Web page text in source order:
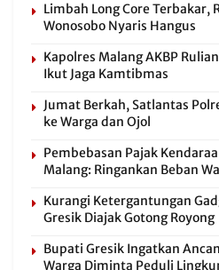
Limbah Long Core Terbakar,
Wonosobo Nyaris Hangus
Kapolres Malang AKBP
Ikut Jaga Kamtibmas
Jumat Berkah, Satlantas
ke Warga dan Ojol
Pembebasan Pajak
Malang: Ringankan Beban
Kurangi Ketergantungan
Gresik Diajak Gotong Royong
Bupati Gresik Ingatkan
Warga Diminta Peduli